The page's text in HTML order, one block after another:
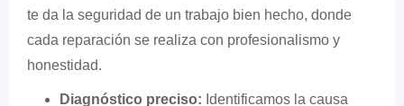
te da la seguridad de un trabajo bien hecho, donde
cada reparación se realiza con profesionalismo y
honestidad.
Diagnóstico preciso: Identificamos la causa